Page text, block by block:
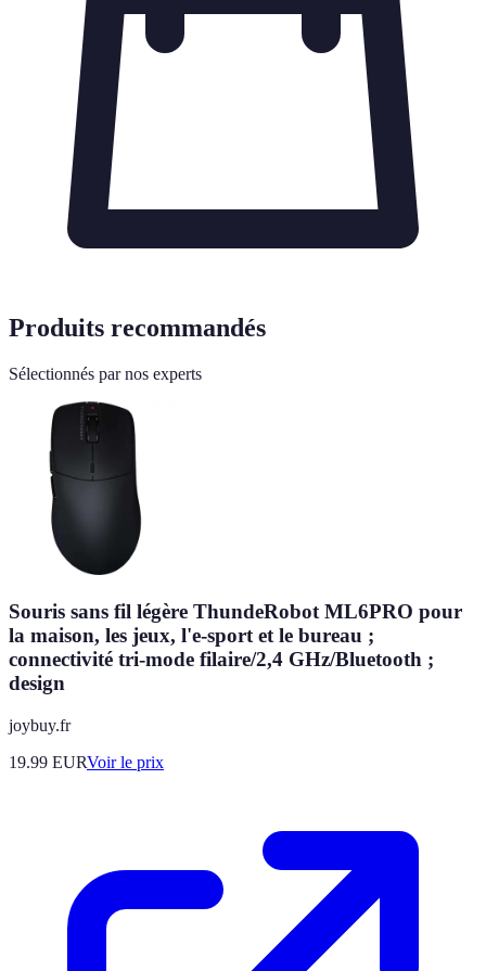
Produits recommandés
Sélectionnés par nos experts
Souris sans fil légère ThundeRobot ML6PRO pour
la maison, les jeux, l'e-sport et le bureau ;
connectivité tri-mode filaire/2,4 GHz/Bluetooth ;
design
joybuy.fr
19.99 EURVoir le prix